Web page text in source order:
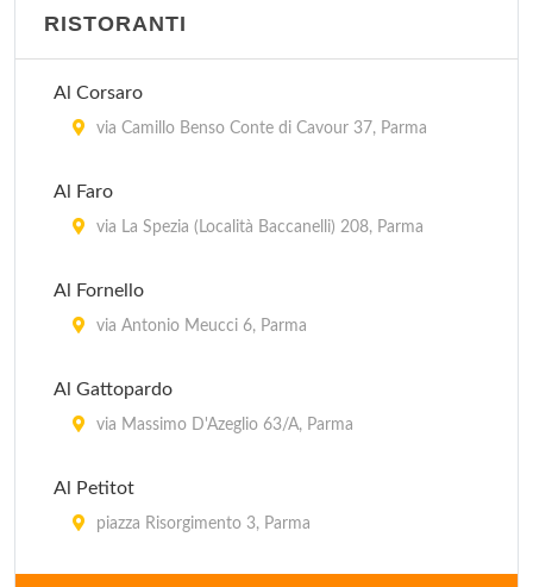
RISTORANTI
Al Corsaro
via Camillo Benso Conte di Cavour 37, Parma
Al Faro
via La Spezia (Località Baccanelli) 208, Parma
Al Fornello
via Antonio Meucci 6, Parma
Al Gattopardo
via Massimo D'Azeglio 63/A, Parma
Al Petitot
piazza Risorgimento 3, Parma